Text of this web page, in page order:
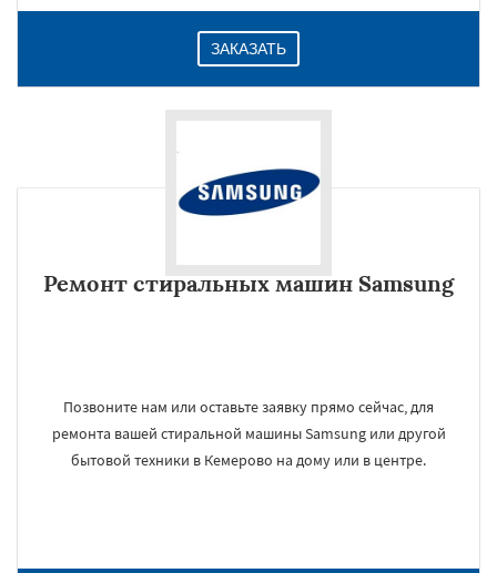
ЗАКАЗАТЬ
Ремонт стиральных машин Samsung
Позвоните нам или оставьте заявку прямо сейчас, для
ремонта вашей стиральной машины Samsung или другой
бытовой техники в Кемерово на дому или в центре.